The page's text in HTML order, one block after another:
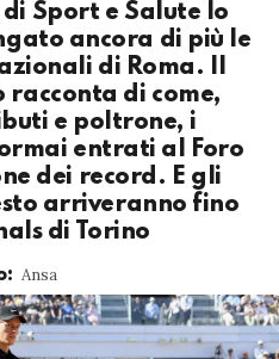
Sport e Salute lo
ancora di più le
di Roma. Il
racconta di come,
e poltrone, i
entrati al Foro
dei record. E gli
arriveranno fino
di Torino
Ansa